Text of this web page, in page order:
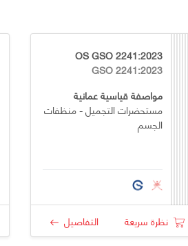
OS GSO 2241:2023
GSO 2241:2023
مواصفة قياسية عمانية
مستحضرات التجميل - منظفات
الجسم
نظرة سريعة التفاصيل